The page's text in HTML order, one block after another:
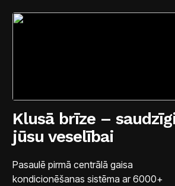
Klusā brīze –
jūsu veselībai
Pasaulē pirmā centrālā gaisa
kondicionēšanas sistēma ar 6000+